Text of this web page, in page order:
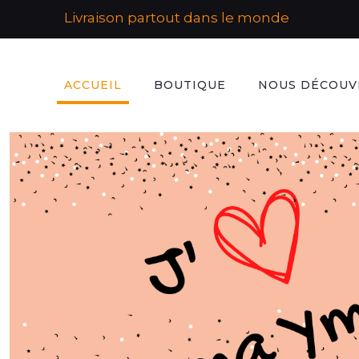
Livraison partout dans le monde
ACCUEIL BOUTIQUE NOUS